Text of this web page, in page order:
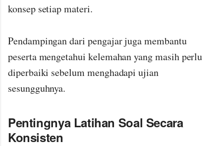
konsep setiap materi.
Pendampingan dari pengajar juga membantu
peserta mengetahui kelemahan yang masih perlu
diperbaiki sebelum menghadapi ujian
sesungguhnya.
Pentingnya Latihan Soal Secara
Konsisten